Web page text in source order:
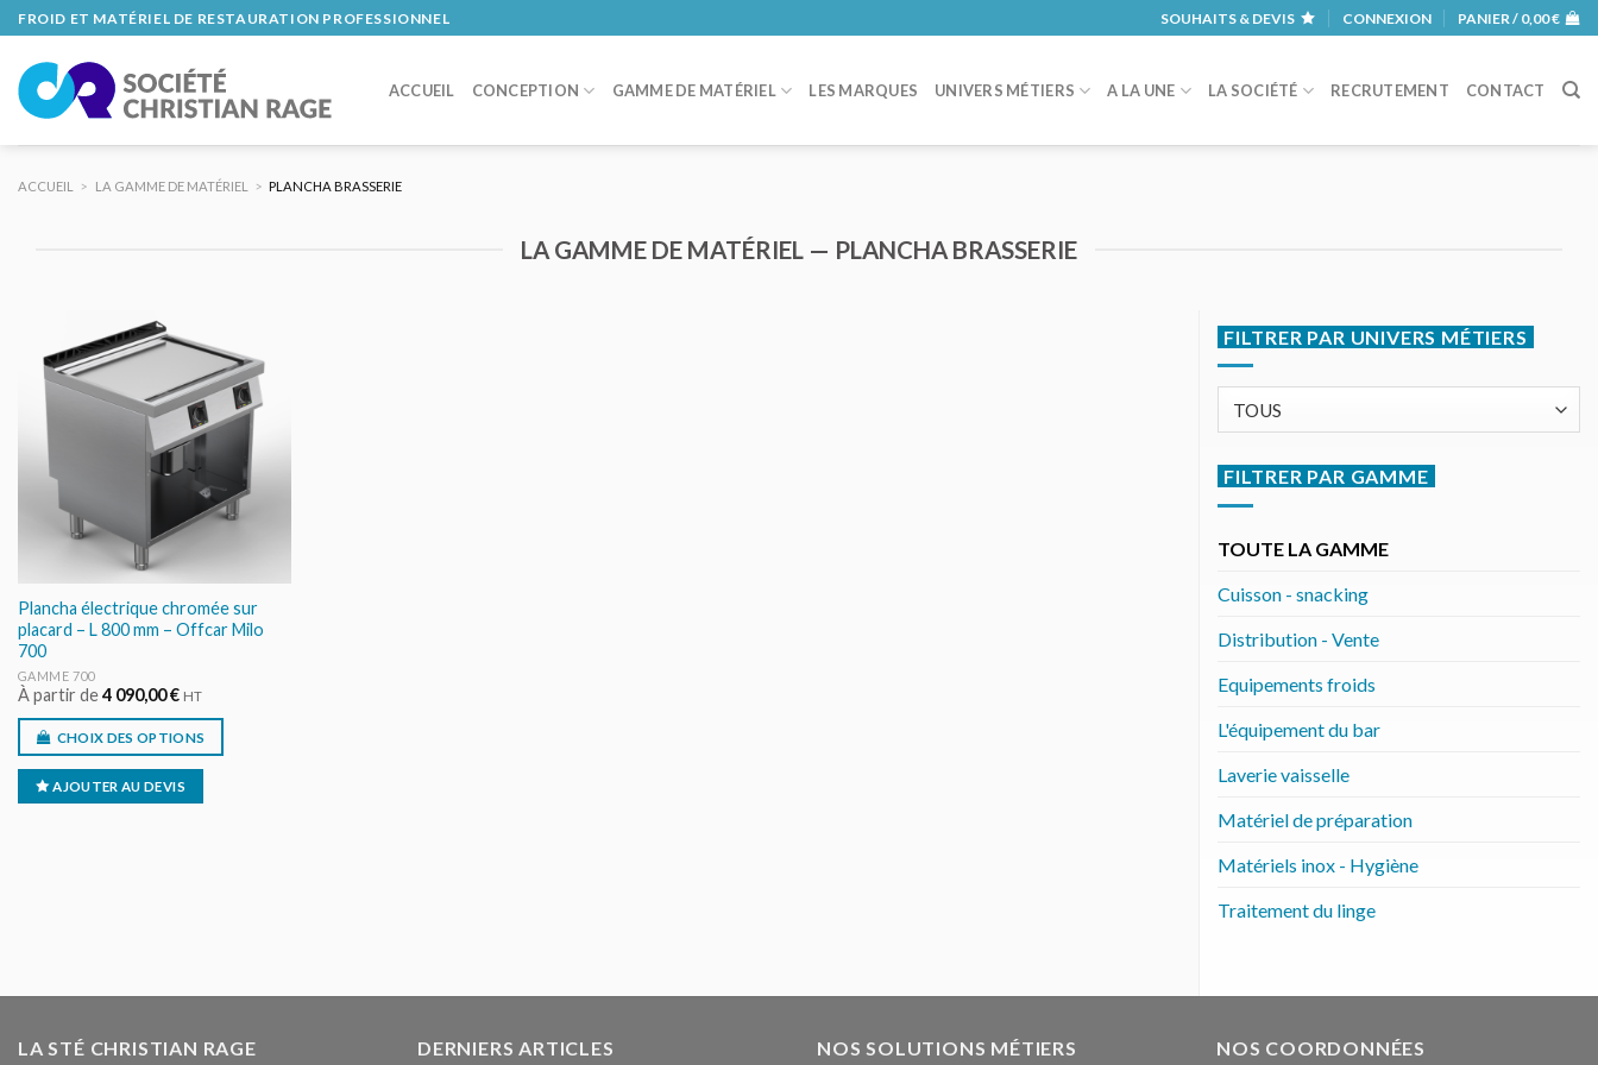
Skip
to
content
FROID ET MATÉRIEL DE RESTAURATION PROFESSIONNEL SOUHAITS & DEVIS CONNEXION PANIER / 0,00€
ACCUEIL CONCEPTION GAMME DE MATÉRIEL LES MARQUES UNIVERS MÉTIERS A LA UNE LA SOCIÉTÉ RECRUTEMENT CONTACT
ACCUEIL > LA GAMME DE MATÉRIEL > PLANCHA BRASSERIE
LA GAMME DE MATÉRIEL — PLANCHA BRASSERIE
AJOUTER
AU DEVIS
Plancha électrique chromée sur
placard – L 800 mm – Offcar Milo
700
GAMME 700
À partir de4 090,00€ HT
CHOIX DES OPTIONS
AJOUTER AU DEVIS
FILTRER PAR UNIVERS MÉTIERS
FILTRER PAR GAMME
TOUTE LA GAMME
Cuisson - snacking
Distribution - Vente
Equipements froids
L'équipement du bar
Laverie vaisselle
Matériel de préparation
Matériels inox - Hygiène
Traitement du linge
LA STÉ CHRISTIAN RAGE DERNIERS ARTICLES NOS SOLUTIONS MÉTIERS NOS COORDONNÉES